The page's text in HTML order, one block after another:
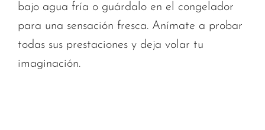
bajo agua fría o guárdalo en el congelador
para una sensación fresca. Anímate a probar
todas sus prestaciones y deja volar tu
imaginación.